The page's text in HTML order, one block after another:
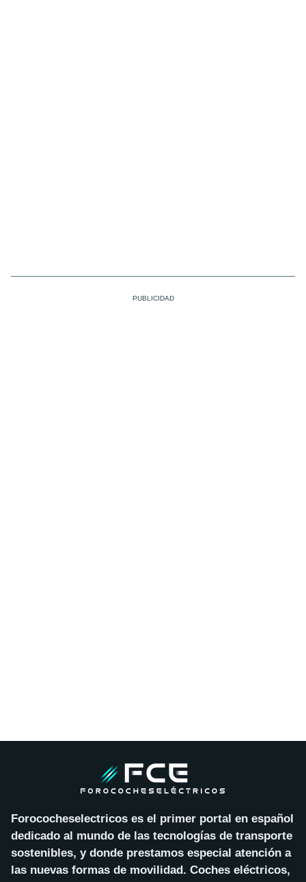
Forococheselectricos es el primer portal en español
dedicado al mundo de las tecnologías de transporte
sostenibles, y donde prestamos especial atención a
las nuevas formas de movilidad. Coches eléctricos,